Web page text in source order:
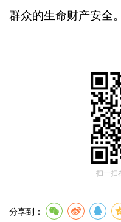
群众的生命财产安全。
扫一扫
分享到：